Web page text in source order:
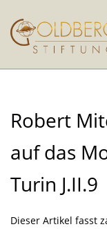
Robert
auf das
Turin J.II.9
Dieser Artikel fasst